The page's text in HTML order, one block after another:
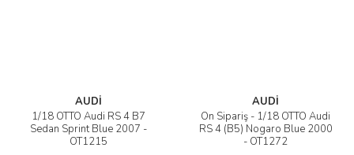
AUDİ
1/18 OTTO Audi RS 4 B7
Sedan Sprint Blue 2007 -
OT1215
AUDİ
Ön Sipariş - 1/18 OTTO Audi
RS 4 (B5) Nogaro Blue 2000
- OT1272